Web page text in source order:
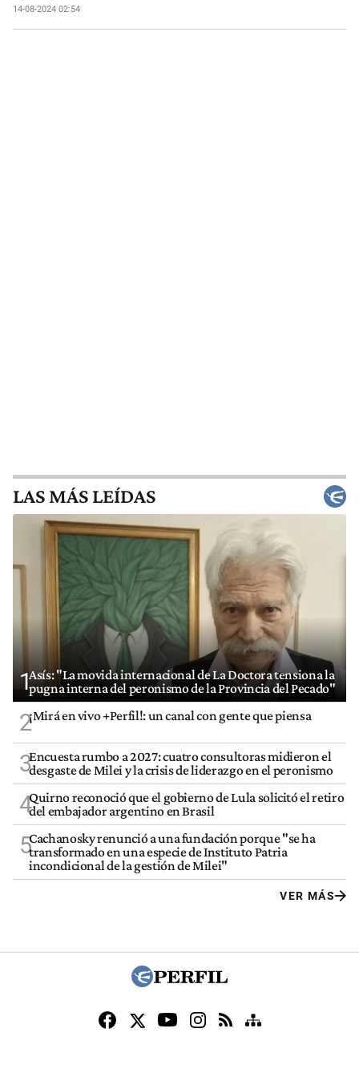
14-08-2024 02:54
LAS MÁS LEÍDAS
1Asís: "La movida internacional de La Doctora tensiona la
pugna interna del peronismo de la Provincia del Pecado"
2¡Mirá en vivo +Perfil!: un canal con gente que piensa
3Encuesta rumbo a 2027: cuatro consultoras midieron el
desgaste de Milei y la crisis de liderazgo en el peronismo
4Quirno reconoció que el gobierno de Lula solicitó el retiro
del embajador argentino en Brasil
5Cachanosky renunció a una fundación porque "se ha
transformado en una especie de Instituto Patria
incondicional de la gestión de Milei"
VER MÁS